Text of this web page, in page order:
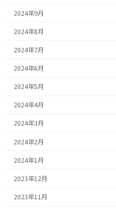
2024年9月
2024年8月
2024年7月
2024年6月
2024年5月
2024年4月
2024年3月
2024年2月
2024年1月
2023年12月
2023年11月